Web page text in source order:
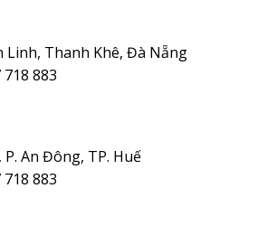
Linh, Thanh Khê, Đà Nẵng
883
An Đông, TP. Huế
883